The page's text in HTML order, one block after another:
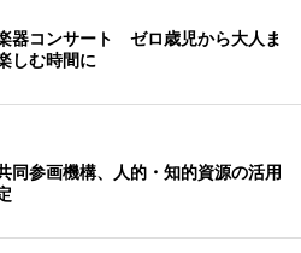
器コンサート ゼロ歳児から大人ま
しむ時間に
同参画機構、人的・知的資源の活用